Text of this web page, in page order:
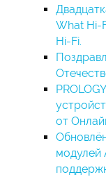
What Hi-
Hi-Fi.
от
модулей